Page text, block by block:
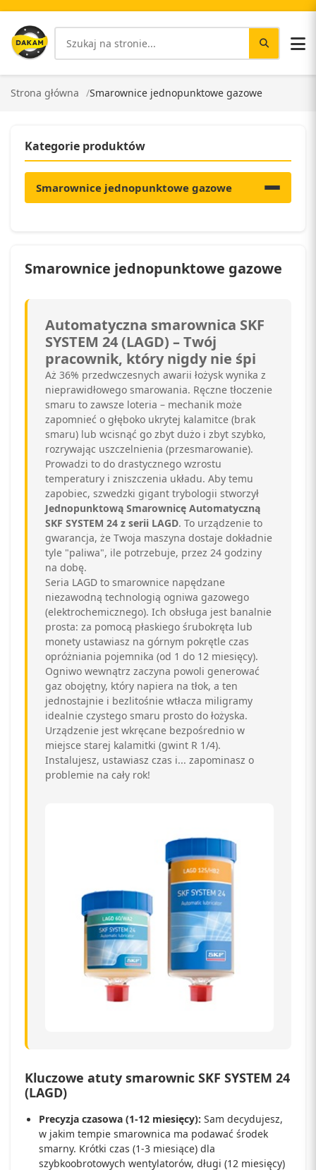
Strona główna Smarownice jednopunktowe gazowe
Kategorie produktów
Smarownice jednopunktowe gazowe
Smarownice jednopunktowe gazowe
Automatyczna smarownica SKF
SYSTEM 24 (LAGD) – Twój
pracownik, który nigdy nie śpi
Aż 36% przedwczesnych awarii łożysk wynika z
nieprawidłowego smarowania. Ręczne tłoczenie
smaru to zawsze loteria – mechanik może
zapomnieć o głęboko ukrytej kalamitce (brak
smaru) lub wcisnąć go zbyt dużo i zbyt szybko,
rozrywając uszczelnienia (przesmarowanie).
Prowadzi to do drastycznego wzrostu
temperatury i zniszczenia układu. Aby temu
zapobiec, szwedzki gigant trybologii stworzył
Jednopunktową Smarownicę Automatyczną
SKF SYSTEM 24 z serii LAGD. To urządzenie to
gwarancja, że Twoja maszyna dostaje dokładnie
tyle "paliwa", ile potrzebuje, przez 24 godziny
na dobę.
Seria LAGD to smarownice napędzane
niezawodną technologią ogniwa gazowego
(elektrochemicznego). Ich obsługa jest banalnie
prosta: za pomocą płaskiego śrubokręta lub
monety ustawiasz na górnym pokrętle czas
opróżniania pojemnika (od 1 do 12 miesięcy).
Ogniwo wewnątrz zaczyna powoli generować
gaz obojętny, który napiera na tłok, a ten
jednostajnie i bezlitośnie wtłacza miligramy
idealnie czystego smaru prosto do łożyska.
Urządzenie jest wkręcane bezpośrednio w
miejsce starej kalamitki (gwint R 1/4).
Instalujesz, ustawiasz czas i... zapominasz o
problemie na cały rok!
Kluczowe atuty smarownic SKF SYSTEM 24
(LAGD)
Precyzja czasowa (1-12 miesięcy): Sam decydujesz,
w jakim tempie smarownica ma podawać środek
smarny. Krótki czas (1-3 miesiące) dla
szybkoobrotowych wentylatorów, długi (12 miesięcy)